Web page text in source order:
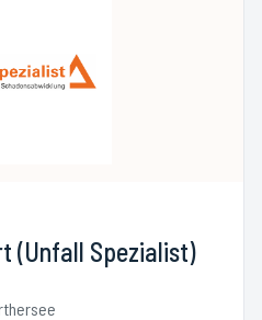
(Unfall Spezialist)